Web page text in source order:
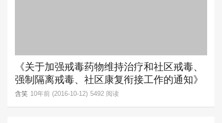
《关于加强戒毒药物维持治疗和社区戒毒、
强制隔离戒毒、社区康复衔接工作的通知》
含笑 10年前 (2016-10-12) 5492 阅读